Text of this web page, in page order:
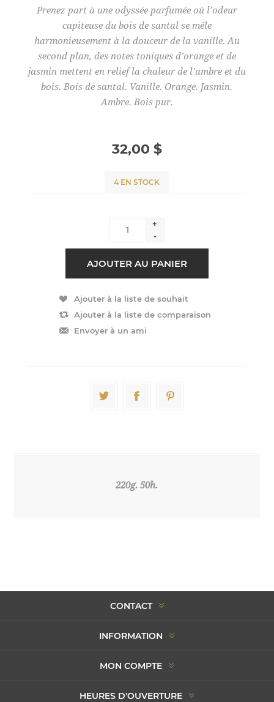
Prenez part à une odyssée parfumée où l’odeur
capiteuse du bois de santal se mêle
harmonieusement à la douceur de la vanille. Au
second plan, des notes toniques d’orange et de
jasmin mettent en relief la chaleur de l’ambre et du
bois. Bois de santal. Vanille. Orange. Jasmin.
Ambre. Bois pur.
32,00 $
4 EN STOCK
+
-
220g. 50h.
CONTACT
INFORMATION
MON COMPTE
HEURES D'OUVERTURE